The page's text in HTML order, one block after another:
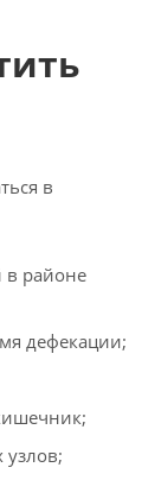
в
в районе
дефекации;